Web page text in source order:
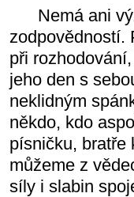
Nemá ani
zodpovědností.
při
jeho den s
neklidným
někdo, kdo
písničku, bratře
můžeme z
síly i slabin